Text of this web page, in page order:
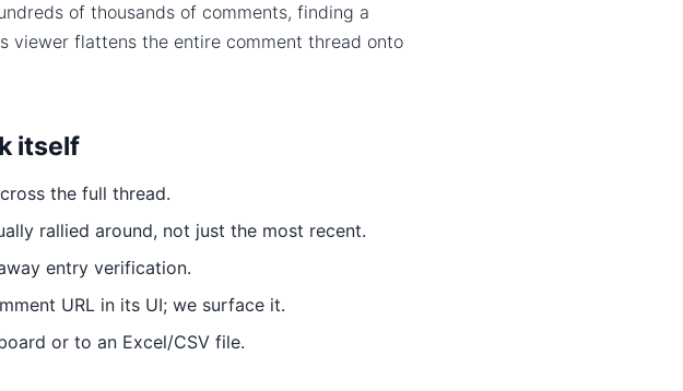
of thousands of comments, finding a
viewer flattens the entire comment thread onto
itself
the full thread.
rallied around, not just the most recent.
entry verification.
URL in its UI; we surface it.
or to an Excel/CSV file.